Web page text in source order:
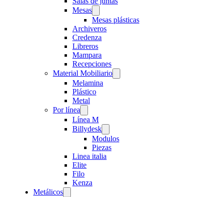
Mesas
Mesas plásticas
Archiveros
Credenza
Libreros
Mampara
Recepciones
Material Mobiliario
Melamina
Plástico
Metal
Por línea
Línea M
Billydesk
Modulos
Piezas
Linea italia
Elite
Filo
Kenza
Metálicos